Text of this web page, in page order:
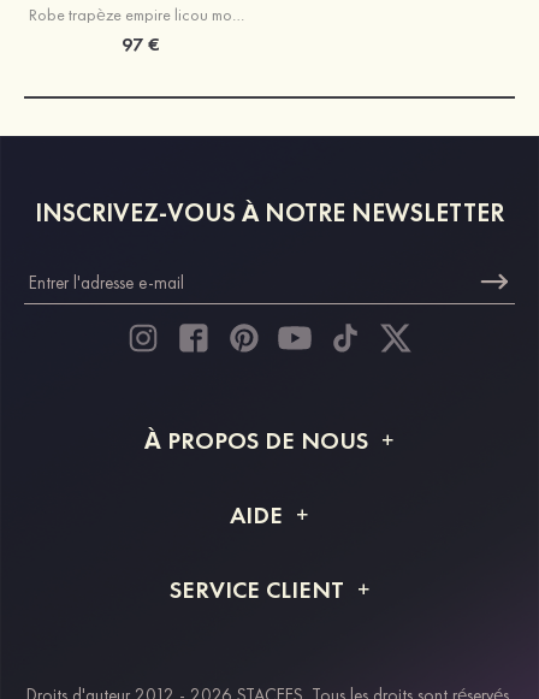
Robe trapèze empire licou mousseline court/mini robe de demoiselle d'honneur
97 €
INSCRIVEZ-VOUS À NOTRE NEWSLETTER
À PROPOS DE NOUS
Livraison
AIDE
Retour et remboursement
SERVICE CLIENT